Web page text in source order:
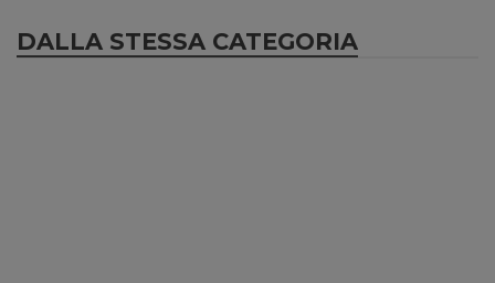
DALLA STESSA CATEGORIA